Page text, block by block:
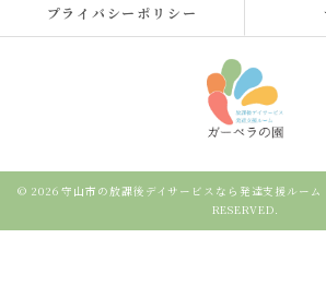
プライバシーポリシー
© 2026 守山市の放課後デイサービスなら発達支援ルー
RESERVED.